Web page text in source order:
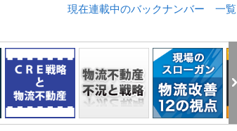
現在連載中のバックナンバー 一覧